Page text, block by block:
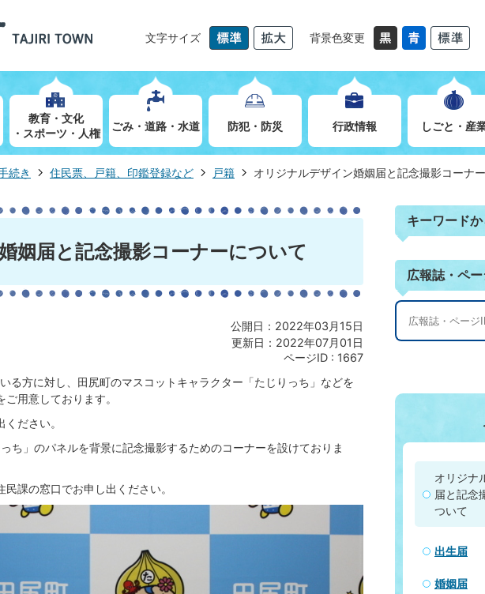
文字サイズ 背景色変更
教育・文化
・スポーツ・人権
ごみ・道路・水道 防犯・防災 行政情報 しごと・産
続き 住民票、戸籍、印鑑登録など 戸籍 オリジナルデザイン婚姻届と記念撮影コーナ
姻届と記念撮影コーナーについて
公開日：2022年03月15日
更新日：2022年07月01日
ページID : 1667
る方に対し、田尻町のマスコットキャラクター「たじりっち」などを
用意しております。
ださい。
ち」のパネルを背景に記念撮影するためのコーナーを設けておりま
課の窓口でお申し出ください。
キーワード
広報誌・ペ
オリジナ
届と記念
ついて
出生届
婚姻届